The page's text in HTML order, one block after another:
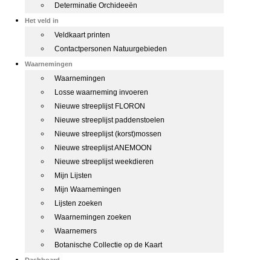
Determinatie Orchideeën
Het veld in
Veldkaart printen
Contactpersonen Natuurgebieden
Waarnemingen
Waarnemingen
Losse waarneming invoeren
Nieuwe streeplijst FLORON
Nieuwe streeplijst paddenstoelen
Nieuwe streeplijst (korst)mossen
Nieuwe streeplijst ANEMOON
Nieuwe streeplijst weekdieren
Mijn Lijsten
Mijn Waarnemingen
Lijsten zoeken
Waarnemingen zoeken
Waarnemers
Botanische Collectie op de Kaart